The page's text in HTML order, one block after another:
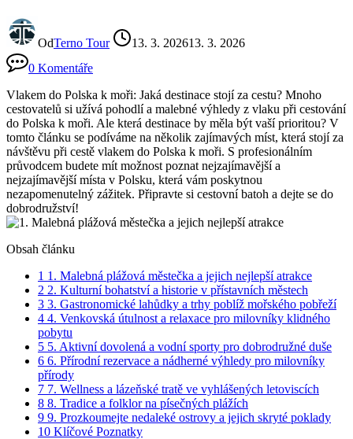
OdTerno Tour 13. 3. 202613. 3. 2026
0 Komentáře
Vlakem do Polska k moři: Jaká destinace stojí za cestu? Mnoho
cestovatelů si užívá pohodlí a malebné výhledy z vlaku při cestování
do Polska k moři. Ale která destinace by měla být vaší prioritou? V
tomto článku se podíváme na několik zajímavých míst, která stojí za
návštěvu při cestě vlakem do Polska k moři. S profesionálním
průvodcem budete mít možnost poznat nejzajímavější a
nejzajímavější místa v Polsku, která vám poskytnou
nezapomenutelný zážitek. Připravte si cestovní batoh a dejte se do
dobrodružství!
Obsah článku
1 1. Malebná plážová městečka a jejich nejlepší atrakce
2 2. Kulturní bohatství a historie v přístavních městech
3 3. Gastronomické lahůdky a trhy poblíž mořského pobřeží
4 4. Venkovská útulnost a relaxace pro milovníky klidného
pobytu
5 5. Aktivní dovolená a vodní sporty pro dobrodružné duše
6 6. Přírodní rezervace a nádherné výhledy pro milovníky
přírody
7 7. Wellness a lázeňské tratě ve vyhlášených letoviscích
8 8. Tradice a folklor na písečných plážích
9 9. Prozkoumejte nedaleké ostrovy a jejich skryté poklady
10 Klíčové Poznatky